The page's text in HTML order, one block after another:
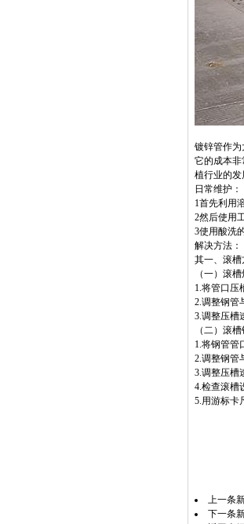
镀锌管作
它的成本
植行业的发
日常维护：
1首先利用
2然后使用
3使用酸洗
解决方法：
其一、滚槽
（一）滚
1.将管口压
2.调整钢管
3.调整压槽
（二）滚
1.将钢管管
2.调整钢管
3.调整压槽
4.检查滚槽
5.用游标卡
上一条
下一条